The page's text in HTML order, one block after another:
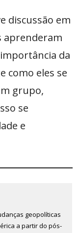
discussão em
aprenderam
da
como eles se
grupo,
se
e
geopolíticas
a partir do pós-